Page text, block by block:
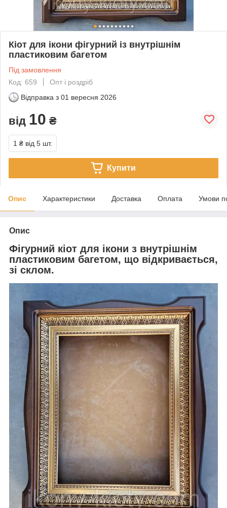
Кіот для ікони фігурний із внутрішнім
пластиковим багетом
Під замовлення
Код: 659
Опт і роздріб
Відправка з 01 вересня 2026
від 10 ₴
1 ₴ від 5 шт.
Купити
Опис Характеристики Доставка Оплата Умови
Опис
Фігурний кіот для ікони з внутрішнім
пластиковим багетом, що відкривається,
зі склом.